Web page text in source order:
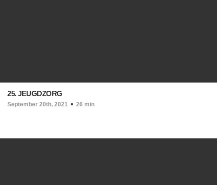
25. JEUGDZORG
September 20th, 2021 26 min